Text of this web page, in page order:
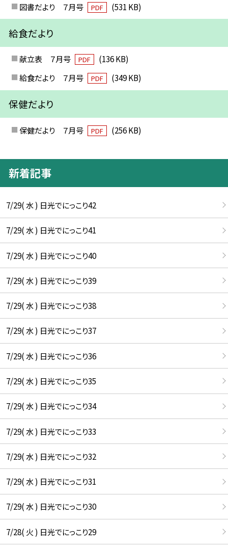
図書だより ７月号 PDF (531 KB)
給食だより
献立表 ７月号 PDF
(136 KB)
給食だより ７月号
PDF (349 KB)
保健だより
保健だより ７月号 PDF (256 KB)
新着記事
7/29( 水 ) 日光でにっこり42
7/29( 水 ) 日光でにっこり41
7/29( 水 ) 日光でにっこり40
7/29( 水 ) 日光でにっこり39
7/29( 水 ) 日光でにっこり38
7/29( 水 ) 日光でにっこり37
7/29( 水 ) 日光でにっこり36
7/29( 水 ) 日光でにっこり35
7/29( 水 ) 日光でにっこり34
7/29( 水 ) 日光でにっこり33
7/29( 水 ) 日光でにっこり32
7/29( 水 ) 日光でにっこり31
7/29( 水 ) 日光でにっこり30
7/28( 火 ) 日光でにっこり29